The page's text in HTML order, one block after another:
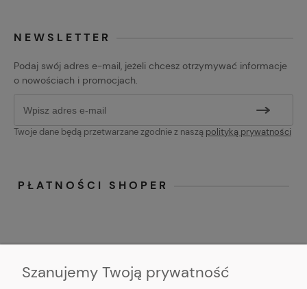
NEWSLETTER
Podaj swój adres e-mail, jeżeli chcesz otrzymywać informacje
o nowościach i promocjach.
Twoje dane będą przetwarzane zgodnie z naszą polityką prywatności
PŁATNOŚCI SHOPER
Szanujemy Twoją prywatność